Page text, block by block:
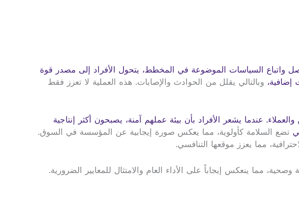
واتباع السياسات الموضوعة في المخطط، يتحول الأفراد إلى مصدر قوة
إضافية، وبالتالي يقلل من الحوادث والإصابات. هذه العملية لا تعزز فقط
عندما يشعر الأفراد بأن بيئة عملهم آمنة، يصبحون أكثر إنتاجية
تضع السلامة كأولوية، مما يعكس صورة إيجابية عن المؤسسة في السوق.
مما يعزز موقعها التنافسي.
مما ينعكس إيجاباً على الأداء العام والامتثال للمعايير الضرورية.